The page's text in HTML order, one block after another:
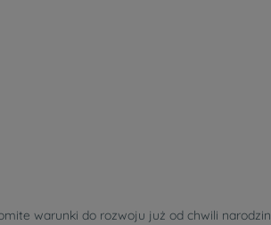
warunki do rozwoju już od chwili